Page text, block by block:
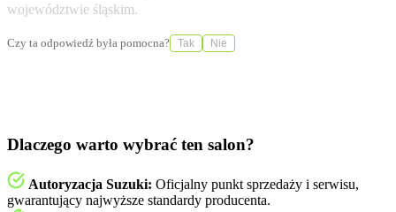
województwie śląskim.
Czy ta odpowiedź była pomocna? Tak Nie
Dlaczego warto wybrać ten salon?
Autoryzacja Suzuki: Oficjalny punkt sprzedaży i serwisu,
gwarantujący najwyższe standardy producenta.